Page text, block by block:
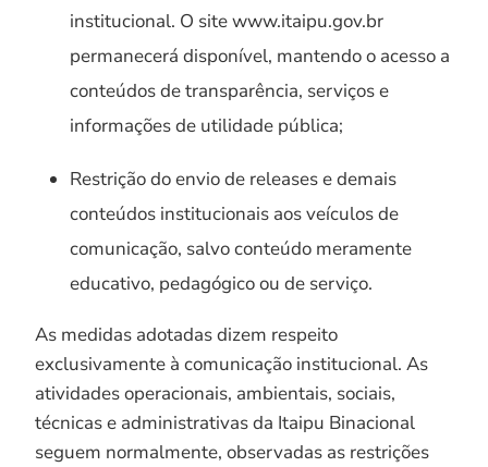
institucional. O site www.itaipu.gov.br
permanecerá disponível, mantendo o acesso a
conteúdos de transparência, serviços e
informações de utilidade pública;
Restrição do envio de releases e demais
conteúdos institucionais aos veículos de
comunicação, salvo conteúdo meramente
educativo, pedagógico ou de serviço.
As medidas adotadas dizem respeito
exclusivamente à comunicação institucional. As
atividades operacionais, ambientais, sociais,
técnicas e administrativas da Itaipu Binacional
seguem normalmente, observadas as restrições